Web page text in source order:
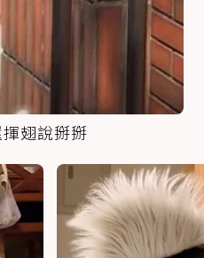
翅說掰掰